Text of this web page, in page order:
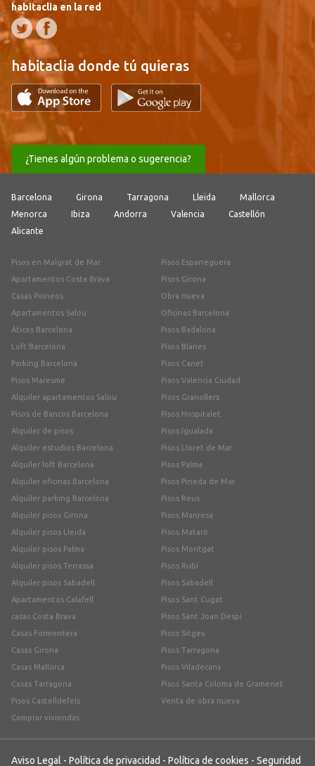
habitaclia en la red
habitaclia donde tú quieras
¿Tienes algún problema o sugerencia?
Barcelona Girona Tarragona Lleida
Mallorca
Menorca
Ibiza Andorra Valencia
Castellón
Alicante
Pisos en Malgrat de Mar
Apartamentos Costa Brava
Casas Pirineos
Apartamentos Salou
Áticos Barcelona
Loft Barcelona
Parking Barcelona
Pisos Maresme
Alquiler apartamentos Salou
Pisos de Bancos Barcelona
Alquiler de pisos
Alquiler estudios Barcelona
Alquiler loft Barcelona
Alquiler oficinas Barcelona
Alquiler parking Barcelona
Alquiler pisos Girona
Alquiler pisos Lleida
Alquiler pisos Palma
Alquiler pisos Terrassa
Alquiler pisos Sabadell
Apartamentos Calafell
casas Costa Brava
Casas Formentera
Casas Girona
Casas Mallorca
Casas Tarragona
Pisos Castelldefels
Comprar viviendas
Pisos Esparreguera
Pisos Girona
Obra nueva
Oficinas Barcelona
Pisos Badalona
Pisos Blanes
Pisos Canet
Pisos Valencia Ciudad
Pisos Granollers
Pisos Hospitalet
Pisos Igualada
Pisos Lloret de Mar
Pisos Palma
Pisos Pineda de Mar
Pisos Reus
Pisos Manresa
Pisos Mataró
Pisos Montgat
Pisos Rubí
Pisos Sabadell
Pisos Sant Cugat
Pisos Sant Joan Despí
Pisos Sitges
Pisos Tarragona
Pisos Viladecans
Pisos Santa Coloma de Gramenet
Venta de obra nueva
Aviso Legal - Política de privacidad - Política de cookies - Seguridad